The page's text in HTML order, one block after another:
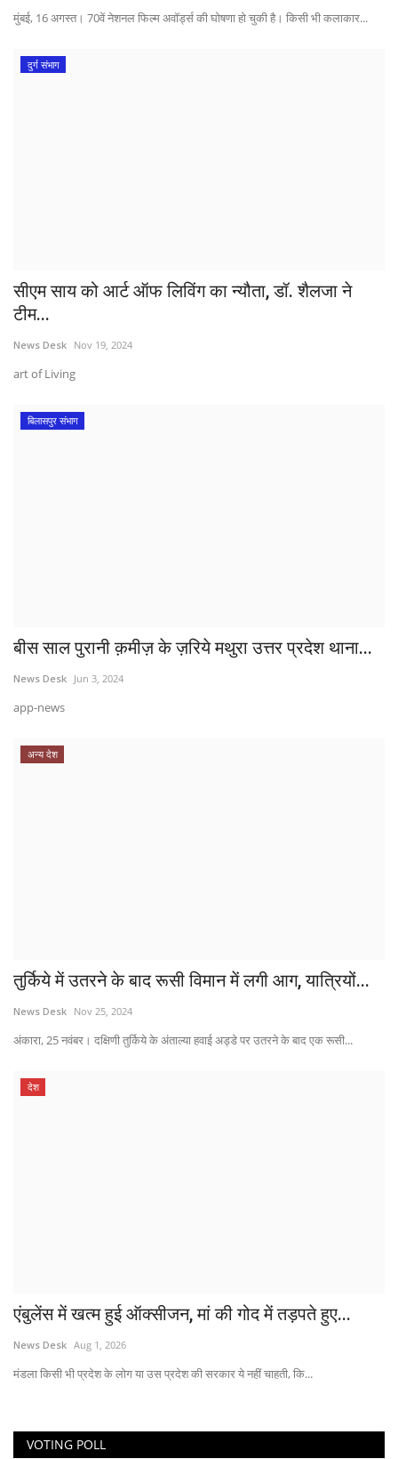
मुंबई, 16 अगस्त। 70वें नेशनल फिल्म अवॉर्ड्स की घोषणा हो चुकी है। किसी भी कलाकार...
दुर्ग संभाग
सीएम साय को आर्ट ऑफ लिविंग का न्यौता, डॉ. शैलजा ने
टीम...
News Desk Nov 19, 2024
art of Living
बिलासपुर संभाग
बीस साल पुरानी क़मीज़ के ज़रिये मथुरा उत्तर प्रदेश थाना...
News Desk Jun 3, 2024
app-news
अन्य देश
तुर्किये में उतरने के बाद रूसी विमान में लगी आग, यात्रियों...
News Desk Nov 25, 2024
अंकारा, 25 नवंबर। दक्षिणी तुर्किये के अंताल्या हवाई अड्डे पर उतरने के बाद एक रूसी...
देश
एंबुलेंस में खत्म हुई ऑक्सीजन, मां की गोद में तड़पते हुए...
News Desk Aug 1, 2026
मंडला किसी भी प्रदेश के लोग या उस प्रदेश की सरकार ये नहीं चाहती, कि...
VOTING POLL